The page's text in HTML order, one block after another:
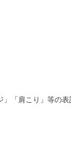
」「肩こり」等の表